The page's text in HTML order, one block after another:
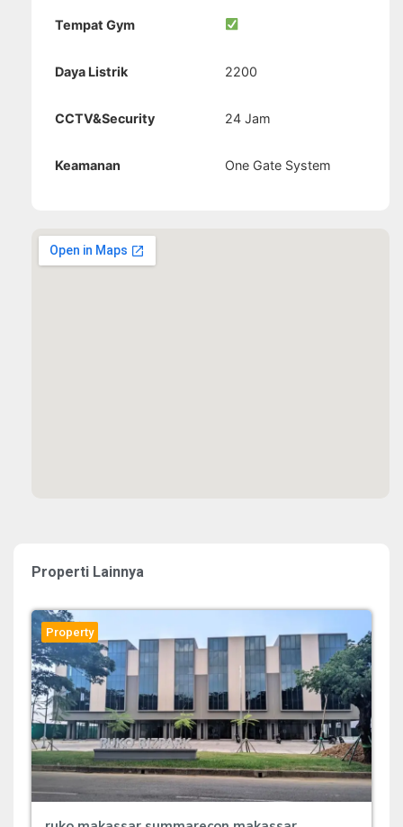
Tempat Gym
Daya Listrik 2200
CCTV&Security 24 Jam
Keamanan One Gate System
Properti Lainnya
Property